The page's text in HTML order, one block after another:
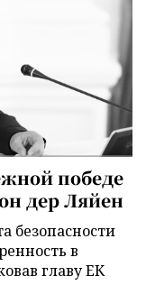
победе
дер Ляйен
безопасности
в
главу ЕК